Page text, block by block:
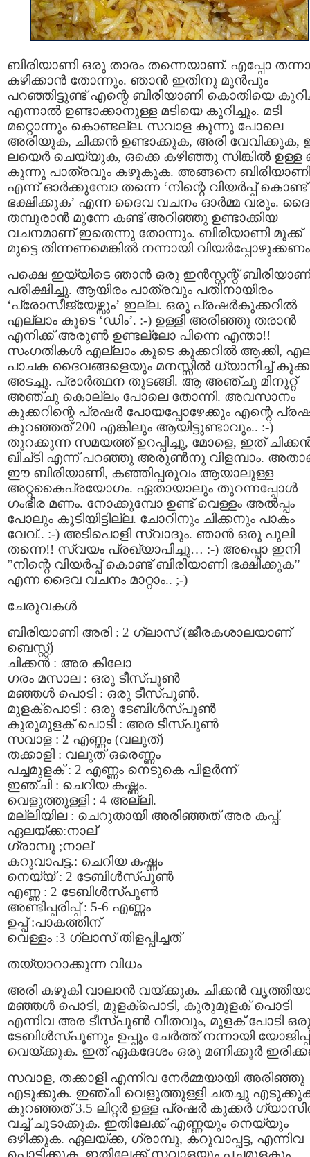
ബിരിയാണി ഒരു താരം തന്നെയാണ്. എപ്പോ
കഴിക്കാന്‍ തോന്നും. ഞാന്‍ ഇതിനു മുന്‍പും
പറഞ്ഞിട്ടുണ്ട് എന്റെ ബിരിയാണി കൊതിയെ
എന്നാല്‍ ഉണ്ടാക്കാനുള്ള മടിയെ കുറിച്ചും. മടി
മറ്റൊന്നും കൊണ്ടല്ല. സവാള കുന്നു പോലെ
അരിയുക, ചിക്കന്‍ ഉണ്ടാക്കുക, അരി വേവിക്കുക,
ലയെര്‍ ചെയ്യുക, ഒക്കെ കഴിഞ്ഞു സിങ്കില്‍ ഉള്ള
കുന്നു പാത്രവും കഴുകുക. അങ്ങനെ ബിരിയാണി
എന്ന് ഓര്‍ക്കുമ്പോ തന്നെ ‘നിന്റെ വിയര്‍പ്പ് കൊണ്ട്
ഭക്ഷിക്കുക’ എന്ന ദൈവ വചനം ഓര്‍മ്മ വരും.
തമ്പുരാന്‍ മുന്നേ കണ്ട് അറിഞ്ഞു ഉണ്ടാക്കിയ
വചനമാണ് ഇതെന്നു തോന്നും. ബിരിയാണി മൂക്ക്
മുട്ടെ തിന്നണമെങ്കില്‍ നന്നായി
പക്ഷെ ഇയ്യിടെ ഞാന്‍ ഒരു ഇന്‍സ്റ്റന്റ്
പരീക്ഷിച്ചു. ആയിരം പാത്രവും പതിനായിരം
‘പ്രോസീജ്യേഴ്സും’ ഇല്ല. ഒരു പ്രഷര്‍കുക്കറില്‍
എല്ലാം കൂടെ ‘ഡിം’. :-) ഉള്ളി അരിഞ്ഞു തരാന്‍
എനിക്ക് അരുണ്‍ ഉണ്ടല്ലോ പിന്നെ എന്താ!!
സംഗതികള്‍ എല്ലാം കൂടെ കുക്കറില്‍ ആക്കി,
പാചക ദൈവങ്ങളെയും മനസ്സില്‍ ധ്യാനിച്ച്‌
അടച്ചു. പ്രാര്‍ത്ഥന തുടങ്ങി. ആ അഞ്ചു മിനുറ്റ്
അഞ്ചു കൊല്ലം പോലെ തോന്നി. അവസാനം
കുക്കറിന്റെ പ്രഷര്‍ പോയപ്പോഴേക്കും എന്റെ
കുറഞ്ഞത് 200 എങ്കിലും ആയിട്ടുണ്ടാവും.. :-)
തുറക്കുന്ന സമയത്ത് ഉറപ്പിച്ചു, മോളെ, ഇത്
ഖിച്ടി എന്ന് പറഞ്ഞു അരുണ്‍നു വിളമ്പാം.
ഈ ബിരിയാണി, കഞ്ഞിപ്പരുവം ആയാലുള്ള
അറ്റകൈപ്രയോഗം. ഏതായാലും തുറന്നപ്പോള്‍
ഗംഭീര മണം. നോക്കുമ്പോ ഉണ്ട് വെള്ളം അല്‍പ്പം
പോലും കൂടിയിട്ടില്ല. ചോറിനും ചിക്കനും പാകം
വേവ്.. :-) അടിപൊളി സ്വാദും. ഞാന്‍ ഒരു പുലി
തന്നെ!! സ്വയം പ്രഖ്യാപിച്ചു… :-) അപ്പൊ ഇനി
”നിന്റെ വിയര്‍പ്പ് കൊണ്ട് ബിരിയാണി ഭക്ഷിക്കുക”
എന്ന ദൈവ വചനം മാറ്റാം.. ;-)
ചേരുവകള്‍
ബിരിയാണി അരി : 2 ഗ്ലാസ്‌ (ജീരകശാലയാണ്
ബെസ്റ്റ്‌)
ചിക്കന്‍ : അര കിലോ
ഗരം മസാല : ഒരു ടീസ്പൂണ്‍
മഞ്ഞള്‍ പൊടി : ഒരു ടീസ്പൂണ്‍.
മുളക്പൊടി : ഒരു ടേബിള്‍സ്പൂണ്‍
കുരുമുളക് പൊടി : അര ടീസ്പൂണ്‍
സവാള : 2 എണ്ണം (വലുത്)
തക്കാളി : വലുത് ഒരെണ്ണം
പച്ചമുളക് : 2 എണ്ണം നെടുകെ പിളര്‍ന്ന്
ഇഞ്ചി : ചെറിയ കഷ്ണം.
വെളുത്തുള്ളി : 4 അല്ലി.
മല്ലിയില : ചെറുതായി അരിഞ്ഞത് അര കപ്പ്.
ഏലയ്ക്ക:നാല്
ഗ്രാമ്പൂ ;നാല്
കറുവാപട്ട.: ചെറിയ കഷ്ണം
നെയ്യ്‌ : 2 ടേബിള്‍സ്പൂണ്‍
എണ്ണ : 2 ടേബിള്‍സ്പൂണ്‍
അണ്ടിപ്പരിപ്പ് : 5-6 എണ്ണം
ഉപ്പ് :പാകത്തിന്
വെള്ളം :3 ഗ്ലാസ്‌ തിളപ്പിച്ചത്
തയ്യാറാക്കുന്ന വിധം
അരി കഴുകി വാലാന്‍ വയ്ക്കുക. ചിക്കന്‍
മഞ്ഞള്‍ പൊടി, മുളക്പൊടി, കുരുമുളക് പൊടി
എന്നിവ അര ടീസ്പൂണ്‍ വീതവും, മുളക് പോടി
ടേബിള്‍സ്പൂണും ഉപ്പും ചേര്‍ത്ത് നന്നായി
വെയ്ക്കുക. ഇത് ഏകദേശം ഒരു മണിക്കൂര്‍
സവാള, തക്കാളി എന്നിവ നേര്‍മ്മയായി അരിഞ്ഞു
എടുക്കുക. ഇഞ്ചി വെളുത്തുള്ളി ചതച്ചു
കുറഞ്ഞത് 3.5 ലിറ്റര്‍ ഉള്ള പ്രഷര്‍ കുക്കര്‍
വച്ച് ചൂടാക്കുക. ഇതിലേക്ക് എണ്ണയും നെയ്യും
ഒഴിക്കുക. ഏലയ്ക്ക, ഗ്രാമ്പു, കറുവാപ്പട്ട, എന്നിവ
പൊട്ടിക്കുക. ഇതിലേക്ക് സവാളയും പച്ചമുളകും